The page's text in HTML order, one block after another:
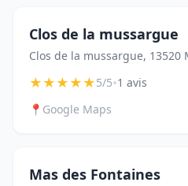
Clos de la mussargue
Clos de la mussargue, 13520
★★★★★5/5•1 avis
📍 Google Maps
Mas des Fontaines